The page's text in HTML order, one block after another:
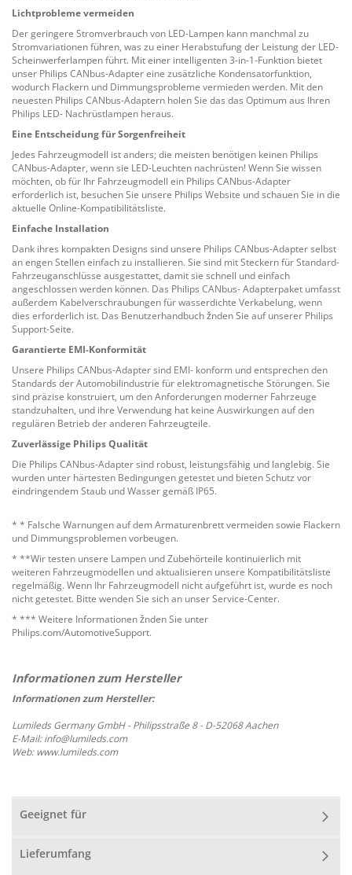
Lichtprobleme vermeiden
Der geringere Stromverbrauch von LED-Lampen kann manchmal zu
Stromvariationen führen, was zu einer Herabstufung der Leistung der LED-
Scheinwerferlampen führt. Mit einer intelligenten 3-in-1-Funktion bietet
unser Philips CANbus-Adapter eine zusätzliche Kondensatorfunktion,
wodurch Flackern und Dimmungsprobleme vermieden werden. Mit den
neuesten Philips CANbus-Adaptern holen Sie das das Optimum aus Ihren
Philips LED- Nachrüstlampen heraus.
Eine Entscheidung für Sorgenfreiheit
Jedes Fahrzeugmodell ist anders; die meisten benötigen keinen Philips
CANbus-Adapter, wenn sie LED-Leuchten nachrüsten! Wenn Sie wissen
möchten, ob für Ihr Fahrzeugmodell ein Philips CANbus-Adapter
erforderlich ist, besuchen Sie unsere Philips Website und schauen Sie in die
aktuelle Online-Kompatibilitätsliste.
Einfache Installation
Dank ihres kompakten Designs sind unsere Philips CANbus-Adapter selbst
an engen Stellen einfach zu installieren. Sie sind mit Steckern für Standard-
Fahrzeuganschlüsse ausgestattet, damit sie schnell und einfach
angeschlossen werden können. Das Philips CANbus- Adapterpaket umfasst
außerdem Kabelverschraubungen für wasserdichte Verkabelung, wenn
dies erforderlich ist. Das Benutzerhandbuch žnden Sie auf unserer Philips
Support-Seite.
Garantierte EMI-Konformität
Unsere Philips CANbus-Adapter sind EMI- konform und entsprechen den
Standards der Automobilindustrie für elektromagnetische Störungen. Sie
sind präzise konstruiert, um den Anforderungen moderner Fahrzeuge
standzuhalten, und ihre Verwendung hat keine Auswirkungen auf den
regulären Betrieb der anderen Fahrzeugteile.
Zuverlässige Philips Qualität
Die Philips CANbus-Adapter sind robust, leistungsfähig und langlebig. Sie
wurden unter härtesten Bedingungen getestet und bieten Schutz vor
eindringendem Staub und Wasser gemäß IP65.
* * Falsche Warnungen auf dem Armaturenbrett vermeiden sowie Flackern
und Dimmungsproblemen vorbeugen.
* **Wir testen unsere Lampen und Zubehörteile kontinuierlich mit
weiteren Fahrzeugmodellen und aktualisieren unsere Kompatibilitätsliste
regelmäßig. Wenn Ihr Fahrzeugmodell nicht aufgeführt ist, wurde es noch
nicht getestet. Bitte wenden Sie sich an unser Service-Center.
* *** Weitere Informationen žnden Sie unter
Philips.com/AutomotiveSupport.
Informationen zum Hersteller:
Lumileds Germany GmbH - Philipsstraße 8 - D-52068 Aachen
E-Mail: info@lumileds.com
Web: www.lumileds.com
Geeignet für
Lieferumfang